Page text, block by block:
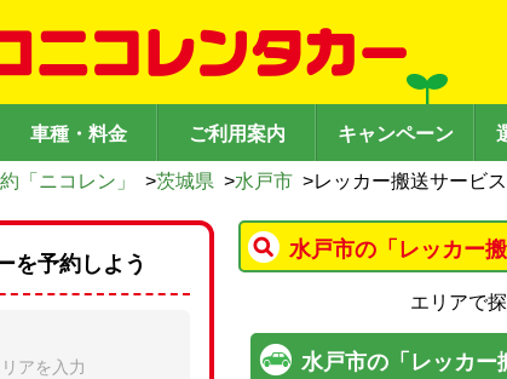
車種・料金 ご利用案内 キャンペーン
「ニコレン」 >茨城県 >水戸市 >レッカー搬送サービス
水戸市の「レッカー
エリアで探
水戸市の「レッカー
を予約しよう
アを入力